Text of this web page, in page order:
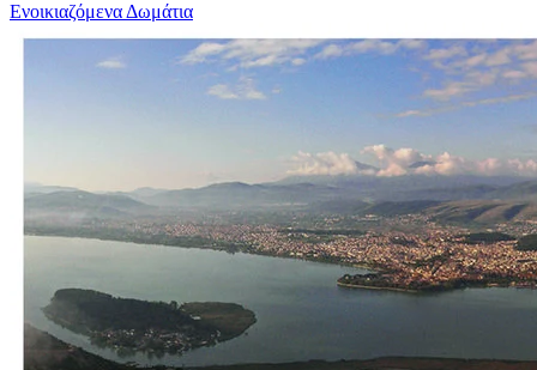
Ενοικιαζόμενα Δωμάτια